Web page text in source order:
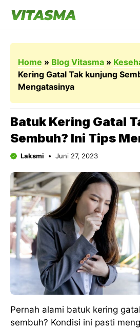
Home » Blog Vitasma »
Kering Gatal Tak kunjung
Mengatasinya
Batuk Kering Gatal
Sembuh? Ini Tips
Laksmi Juni 27, 2023
Pernah alami batuk kering
sembuh? Kondisi ini pasti